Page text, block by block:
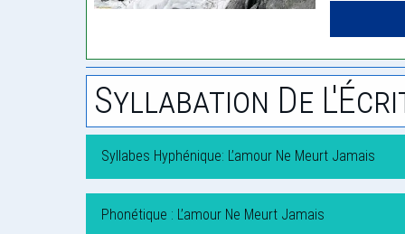
Syllabation De
Syllabes Hyphénique: L’amour Ne Meurt Jamais
Phonétique : L’amour Ne Meurt Jamais